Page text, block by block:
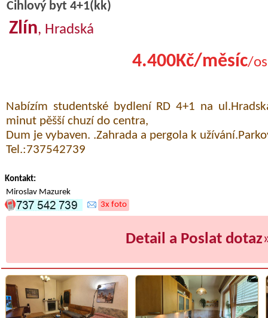
Cihlový byt 4+1(kk)
Zlín, Hradská
4.400Kč/měsíc/
Nabízím studentské bydlení RD 4+1 na
minut pěšší chuzí do centra,
Dum je vybaven. .Zahrada a pergola k
Tel.:737542739
Kontakt:
Miroslav Mazurek
3x foto
Detail a Poslat dotaz